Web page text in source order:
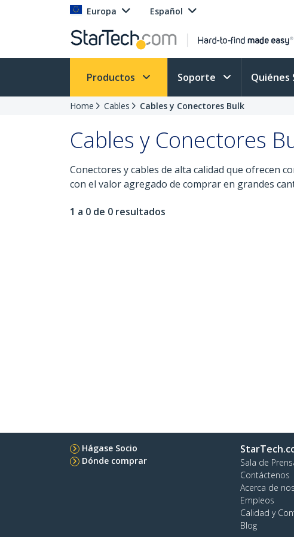
Europa Español
Productos Soporte Quiénes
Home Cables Cables y Conectores Bulk
Cables y Conectores
Conectores y cables de alta calidad que ofrecen
con el valor agregado de comprar en grandes
1 a 0 de 0 resultados
Hágase Socio
Dónde comprar
Sala de
Contáctenos
Acerca de
Empleos
Calidad y
Blog